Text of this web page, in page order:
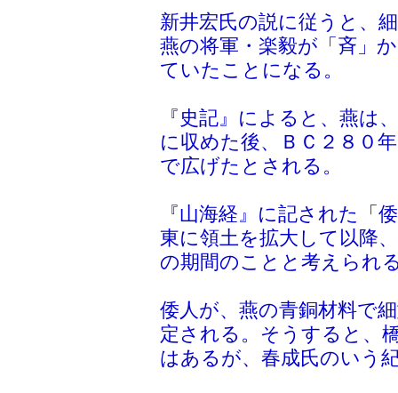
新井宏氏の説に従うと、
燕の将軍・楽毅が「斉」
ていたことになる。
『史記』によると、燕は
に収めた後、ＢＣ２８０
で広げたとされる。
『山海経』に記された「
東に領土を拡大して以降
の期間のことと考えられ
倭人が、燕の青銅材料で
定される。そうすると、
はあるが、春成氏のいう